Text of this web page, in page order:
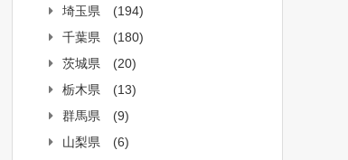
埼玉県
(194)
千葉県
(180)
茨城県
(20)
栃木県
(13)
群馬県
(9)
山梨県
(6)